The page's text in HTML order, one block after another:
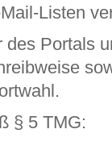
Listen
Portals
§ 5 TMG: